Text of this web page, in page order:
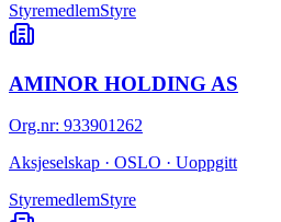
StyremedlemStyre
AMINOR HOLDING AS
Org.nr: 933901262
Aksjeselskap · OSLO · Uoppgitt
StyremedlemStyre